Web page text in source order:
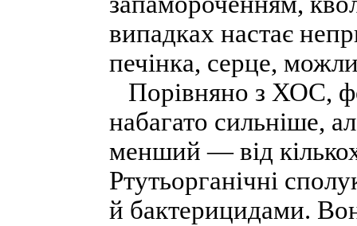
випадках настає
печінка, серце,
Порівняно з ХОС,
набагато сильніше,
менший — від
Ртутьорганічні
й бактерицидами.